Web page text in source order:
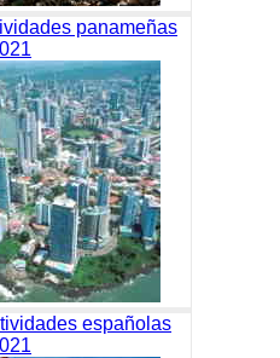
panameñas
españolas